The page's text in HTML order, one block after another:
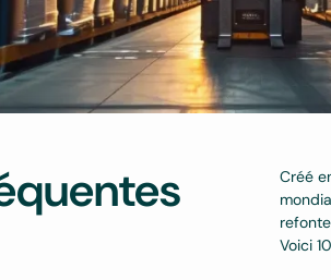
Créé
Voici